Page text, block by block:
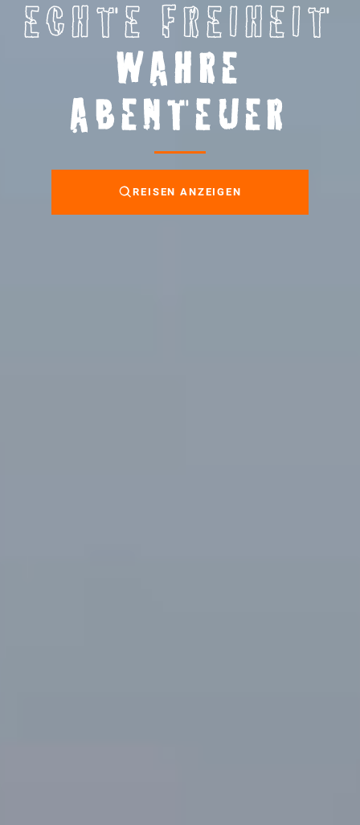
ECHTE FREIHEIT
WAHRE
ABENTEUER
REISEN ANZEIGEN